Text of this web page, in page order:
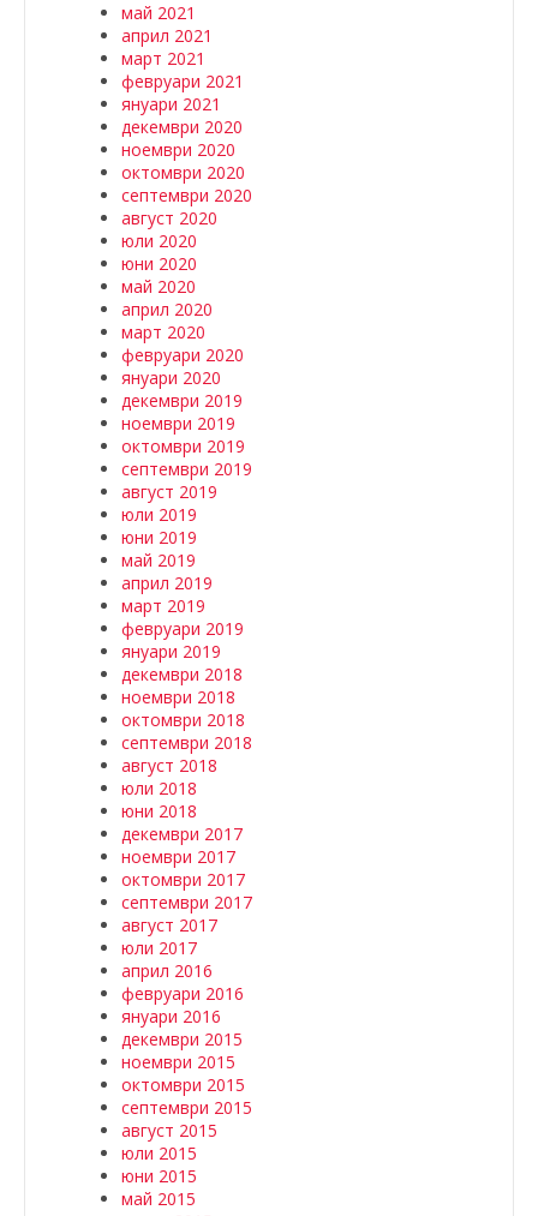
май 2021
април 2021
март 2021
февруари 2021
януари 2021
декември 2020
ноември 2020
октомври 2020
септември 2020
август 2020
юли 2020
юни 2020
май 2020
април 2020
март 2020
февруари 2020
януари 2020
декември 2019
ноември 2019
октомври 2019
септември 2019
август 2019
юли 2019
юни 2019
май 2019
април 2019
март 2019
февруари 2019
януари 2019
декември 2018
ноември 2018
октомври 2018
септември 2018
август 2018
юли 2018
юни 2018
декември 2017
ноември 2017
октомври 2017
септември 2017
август 2017
юли 2017
април 2016
февруари 2016
януари 2016
декември 2015
ноември 2015
октомври 2015
септември 2015
август 2015
юли 2015
юни 2015
май 2015